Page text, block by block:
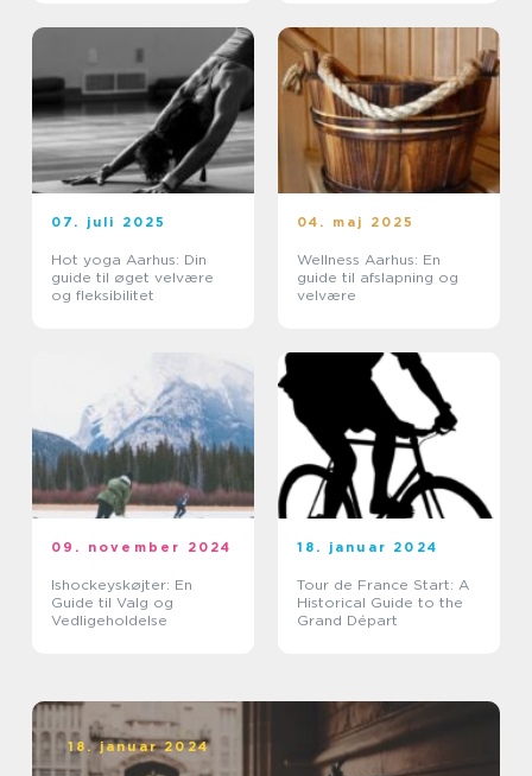
07. juli 2025
Hot yoga Aarhus: Din
guide til øget velvære
og fleksibilitet
04. maj 2025
Wellness Aarhus: En
guide til afslapning og
velvære
09. november 2024
Ishockeyskøjter: En
Guide til Valg og
Vedligeholdelse
18. januar 2024
Tour de France Start: A
Historical Guide to the
Grand Départ
18. januar 2024